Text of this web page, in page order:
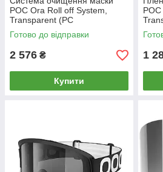
POC Ora Roll off System,
Transparent (PC
412491008ONE1) MK official
Готово до відправки
2 576 ₴
Купити
1